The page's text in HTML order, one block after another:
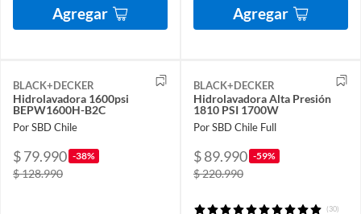
Agregar Agregar
BLACK+DECKER
Hidrolavadora 1600psi
BEPW1600H-B2C
Por SBD Chile
$ 79.990 -38%
$ 128.990
BLACK+DECKER
Hidrolavadora Alta Presión
1810 PSI 1700W
Por SBD Chile Full
$ 89.990 -59%
$ 220.990
(30)